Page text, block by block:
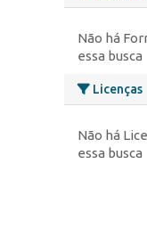
Não há
essa busca
Licenças
Não há
essa busca